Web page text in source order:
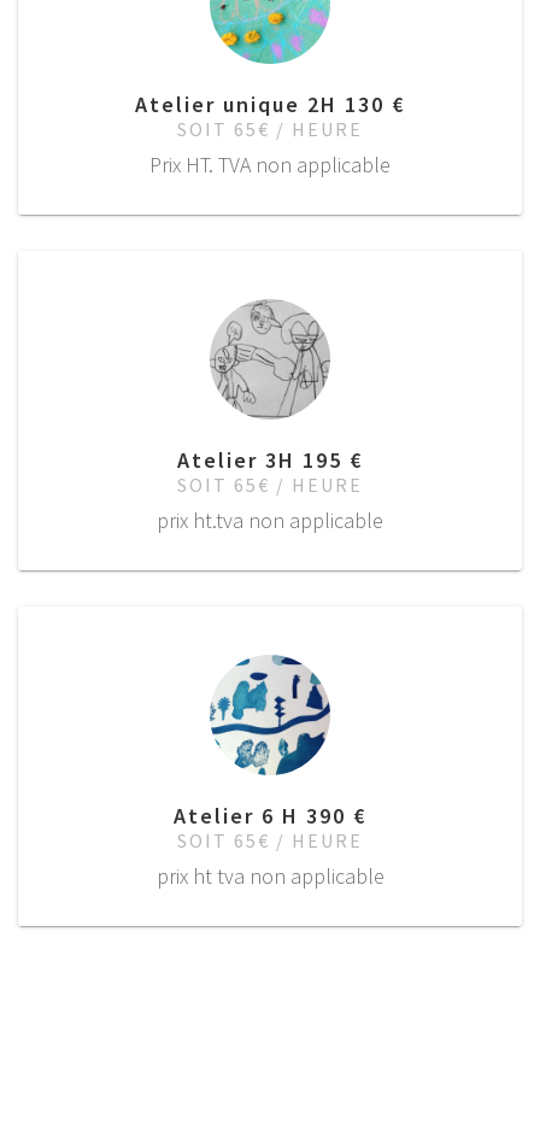
Atelier unique 2H 130 €
SOIT 65€ / HEURE
Prix HT. TVA non applicable
Atelier 3H 195 €
SOIT 65€ / HEURE
prix ht.tva non applicable
Atelier 6 H 390 €
SOIT 65€ / HEURE
prix ht tva non applicable